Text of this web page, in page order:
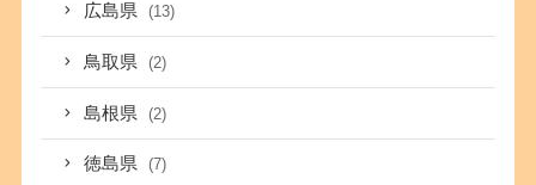
広島県 (13)
鳥取県 (2)
島根県 (2)
徳島県 (7)